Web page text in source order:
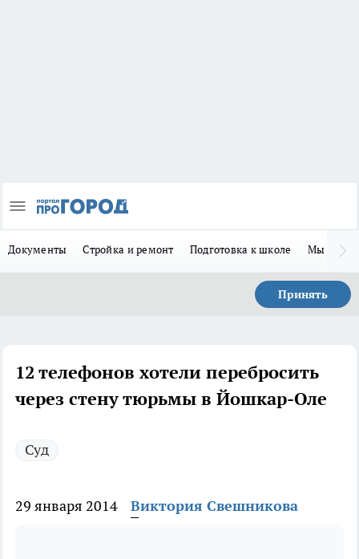
Документы Стройка и ремонт Подготовка к школе Мы в MAX
Принять
12 телефонов хотели перебросить
через стену тюрьмы в Йошкар-Оле
Суд
29 января 2014 Виктория Свешникова